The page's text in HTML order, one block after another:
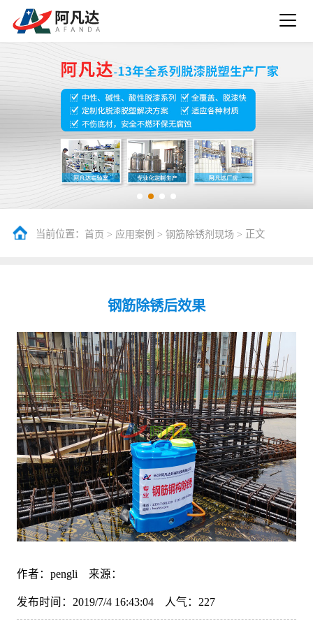
当前位置： 首页 > 应用案例 > 钢筋除锈剂现场 > 正文
钢筋除锈后效果
作者：pengli 来源：
发布时间：2019/7/4 16:43:04 人气： 227